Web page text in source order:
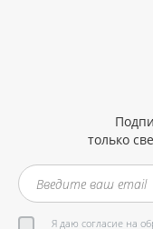
только
Я даю согласие на